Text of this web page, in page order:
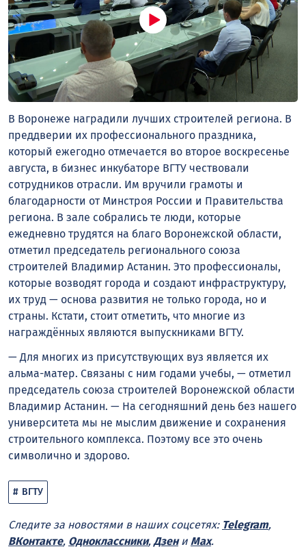
В Воронеже наградили лучших строителей региона. В
преддверии их профессионального праздника,
который ежегодно отмечается во второе воскресенье
августа, в бизнес инкубаторе ВГТУ чествовали
сотрудников отрасли. Им вручили грамоты и
благодарности от Минстроя России и Правительства
региона. В зале собрались те люди, которые
ежедневно трудятся на благо Воронежской области,
отметил председатель регионального союза
строителей Владимир Астанин. Это профессионалы,
которые возводят города и создают инфраструктуру,
их труд — основа развития не только города, но и
страны. Кстати, стоит отметить, что многие из
награждённых являются выпускниками ВГТУ.
— Для многих из присутствующих вуз является их
альма-матер. Связаны с ним годами учебы, — отметил
председатель союза строителей Воронежской области
Владимир Астанин. — На сегодняшний день без нашего
университета мы не мыслим движение и сохранения
строительного комплекса. Поэтому все это очень
символично и здорово.
ВГТУ
Следите за новостями в наших соцсетях: Telegram,
ВКонтакте, Одноклассники, Дзени Max.